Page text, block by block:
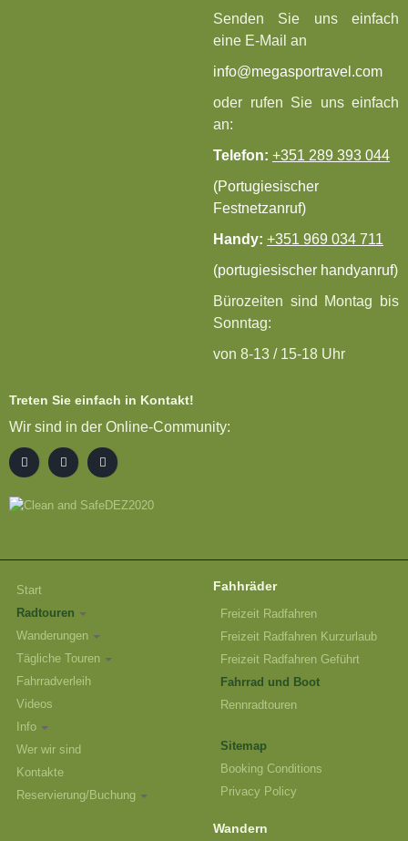
Senden Sie uns einfach
eine E-Mail an
info@megasportravel.com
oder rufen Sie uns einfach
an:
Telefon: +351 289 393 044
(Portugiesischer
Festnetzanruf)
Handy: +351 969 034 711
(portugiesischer handyanruf)
Bürozeiten sind Montag bis
Sonntag:
von 8-13 / 15-18 Uhr
Treten Sie einfach in Kontakt!
Wir sind in der Online-Community:
Start
Radtouren
Wanderungen
Tägliche Touren
Fahrradverleih
Videos
Info
Wer wir sind
Kontakte
Reservierung/Buchung
Fahhräder
Freizeit Radfahren
Freizeit Radfahren Kurzurlaub
Freizeit Radfahren Geführt
Fahrrad und Boot
Rennradtouren
Sitemap
Booking Conditions
Privacy Policy
Wandern